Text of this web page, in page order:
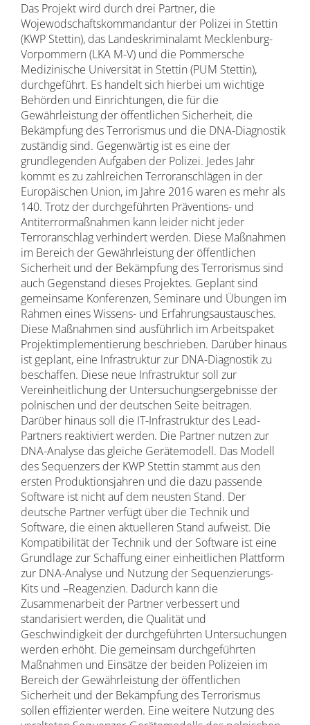
Das Projekt wird durch drei Partner, die
Wojewodschaftskommandantur der Polizei in Stettin
(KWP Stettin), das Landeskriminalamt Mecklenburg-
Vorpommern (LKA M-V) und die Pommersche
Medizinische Universität in Stettin (PUM Stettin),
durchgeführt. Es handelt sich hierbei um wichtige
Behörden und Einrichtungen, die für die
Gewährleistung der öffentlichen Sicherheit, die
Bekämpfung des Terrorismus und die DNA-Diagnostik
zuständig sind. Gegenwärtig ist es eine der
grundlegenden Aufgaben der Polizei. Jedes Jahr
kommt es zu zahlreichen Terroranschlägen in der
Europäischen Union, im Jahre 2016 waren es mehr als
140. Trotz der durchgeführten Präventions- und
Antiterrormaßnahmen kann leider nicht jeder
Terroranschlag verhindert werden. Diese Maßnahmen
im Bereich der Gewährleistung der öffentlichen
Sicherheit und der Bekämpfung des Terrorismus sind
auch Gegenstand dieses Projektes. Geplant sind
gemeinsame Konferenzen, Seminare und Übungen im
Rahmen eines Wissens- und Erfahrungsaustausches.
Diese Maßnahmen sind ausführlich im Arbeitspaket
Projektimplementierung beschrieben. Darüber hinaus
ist geplant, eine Infrastruktur zur DNA-Diagnostik zu
beschaffen. Diese neue Infrastruktur soll zur
Vereinheitlichung der Untersuchungsergebnisse der
polnischen und der deutschen Seite beitragen.
Darüber hinaus soll die IT-Infrastruktur des Lead-
Partners reaktiviert werden. Die Partner nutzen zur
DNA-Analyse das gleiche Gerätemodell. Das Modell
des Sequenzers der KWP Stettin stammt aus den
ersten Produktionsjahren und die dazu passende
Software ist nicht auf dem neusten Stand. Der
deutsche Partner verfügt über die Technik und
Software, die einen aktuelleren Stand aufweist. Die
Kompatibilität der Technik und der Software ist eine
Grundlage zur Schaffung einer einheitlichen Plattform
zur DNA-Analyse und Nutzung der Sequenzierungs-
Kits und –Reagenzien. Dadurch kann die
Zusammenarbeit der Partner verbessert und
standarisiert werden, die Qualität und
Geschwindigkeit der durchgeführten Untersuchungen
werden erhöht. Die gemeinsam durchgeführten
Maßnahmen und Einsätze der beiden Polizeien im
Bereich der Gewährleistung der öffentlichen
Sicherheit und der Bekämpfung des Terrorismus
sollen effizienter werden. Eine weitere Nutzung des